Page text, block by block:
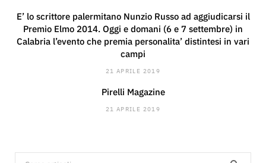
E’ lo scrittore palermitano Nunzio Russo ad aggiudicarsi il
Premio Elmo 2014. Oggi e domani (6 e 7 settembre) in
Calabria l’evento che premia personalita’ distintesi in vari
campi
21 APRILE 2019
Pirelli Magazine
21 APRILE 2019
Search